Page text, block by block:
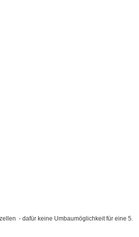
- dafür keine Umbaumöglichkeit für eine 5.